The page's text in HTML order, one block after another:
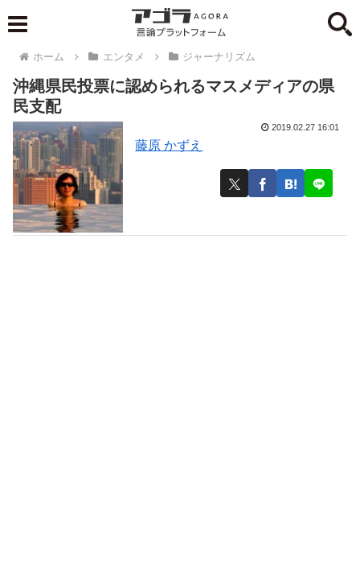
ホーム エンタメ ジャーナリズム
沖縄県民投票に認められるマスメディアの県
民支配
藤原 かずえ
2019.02.27 16:01